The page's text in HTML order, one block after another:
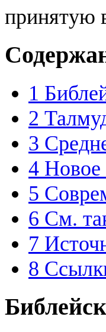
принятую
1
2
3
4 Новое
5
6 См.
7
8